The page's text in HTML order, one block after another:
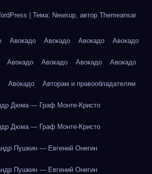
Тема: Newsup, автор Themeansar
Авокадо Авокадо Авокадо Авокадо
Авокадо Авокадо Авокадо Авокадо
Авокадо Авторам и правообладателям
Дюма — Граф Монте-Кристо
Дюма — Граф Монте-Кристо
Пушкин — Евгений Онегин
Пушкин — Евгений Онегин